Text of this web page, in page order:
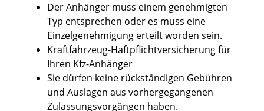
Der Anhänger muss einem genehmigten
Typ entsprechen oder es muss eine
Einzelgenehmigung erteilt worden sein.
Kraftfahrzeug-Haftpflichtversicherung für
Ihren Kfz-Anhänger
Sie dürfen keine rückständigen Gebühren
und Auslagen aus vorhergegangenen
Zulassungsvorgängen haben.